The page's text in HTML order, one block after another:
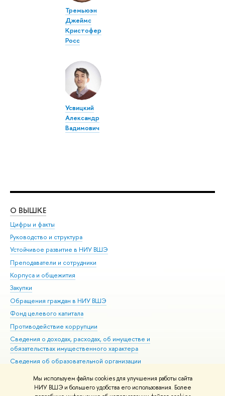
Мы используем файлы cookies для улучшения работы сайта
НИУ ВШЭ и большего удобства его использования. Более
Тремьюэн
Джеймс
Кристофер
Росс
Усвицкий
Александр
Вадимович
О ВЫШКЕ
Цифры и факты
Руководство и структура
Устойчивое развитие в НИУ ВШЭ
Преподаватели и сотрудники
Корпуса и общежития
Закупки
Обращения граждан в НИУ ВШЭ
Фонд целевого капитала
Противодействие коррупции
Сведения о доходах, расходах, об имуществе и
обязательствах имущественного характера
Сведения об образовательной организации
Людям с ограниченными возможностями здоровья
Единая платежная страница